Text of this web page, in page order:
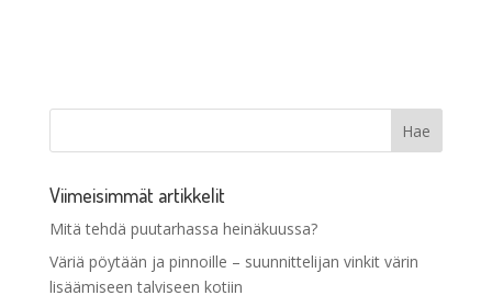
Viimeisimmät artikkelit
Mitä tehdä puutarhassa heinäkuussa?
Väriä pöytään ja pinnoille – suunnittelijan vinkit värin
lisäämiseen talviseen kotiin